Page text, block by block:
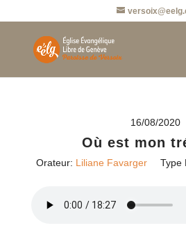
16/08/2020
Où est mon
Orateur: Liliane Favarger Type